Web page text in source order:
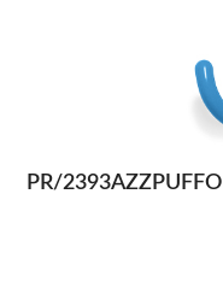
PR/2393AZZPUFFO